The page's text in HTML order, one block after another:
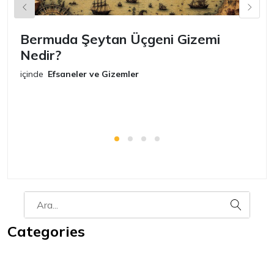
Bermuda Şeytan Üçgeni Gizemi
Nedir?
içinde Efsaneler ve Gizemler
Categories